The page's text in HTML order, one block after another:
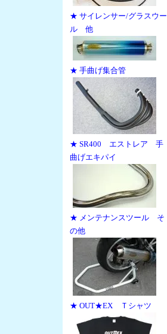
★ サイレンサー/グラスウー
ル 他
★ 手曲げ集合管
★ SR400 エストレア 手
曲げエキパイ
★ メンテナンスツール そ
の他
★ OUT★EX Ｔシャツ